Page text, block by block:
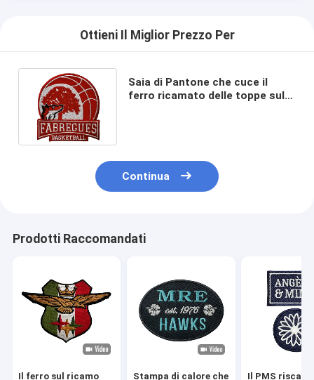
Ottieni Il Miglior Prezzo Per
Saia di Pantone che cuce il
ferro ricamato delle toppe sul
Continua
Prodotti Raccomandati
Il ferro sul ricamo Stampa di calore che Il PMS